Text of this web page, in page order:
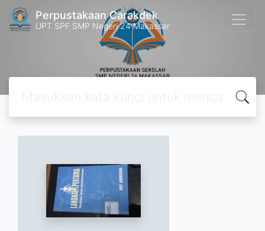
Perpustakaan Carakdek
UPT SPF SMP Negeri 24 Makassar